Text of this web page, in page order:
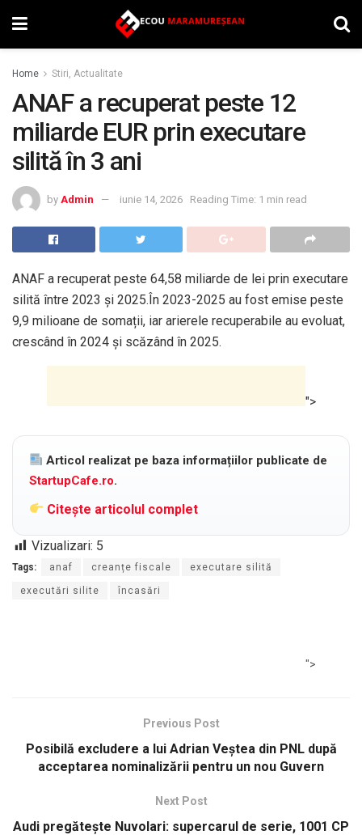
Home Stiri, Actualitate
ANAF a recuperat peste 12
miliarde EUR prin executare
silită în 3 ani
by Admin iunie 14, 2026 Reading Time: 1 min read
ANAF a recuperat peste 64,58 miliarde de lei prin executare
silită între 2023 și 2025.În 2023-2025 au fost emise peste
9,9 milioane de somații, iar arierele recuperabile au evoluat,
crescând în 2024 și scăzând în 2025.
">
Articol realizat pe baza informațiilor publicate de
StartupCafe.ro.
Citește articolul complet
Vizualizari: 5
Tags: anaf creanțe fiscale executare silită
executări silite încasări
">
Previous Post
Posibilă excludere a lui Adrian Veștea din PNL după
acceptarea nominalizării pentru un nou Guvern
Next Post
Audi pregătește Nuvolari: supercarul de serie, 1001 CP